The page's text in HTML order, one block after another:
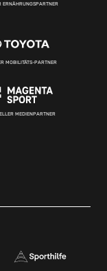
ERNÄHRUNGSPARTNER
MOBILITÄTS-PARTNER
MEDIENPARTNER